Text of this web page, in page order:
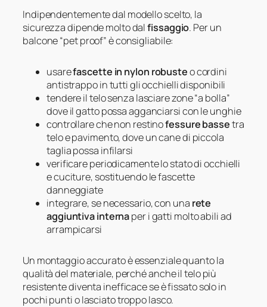
Indipendentemente dal modello scelto, la
sicurezza dipende molto dalfissaggio. Per un
balcone “pet proof” è consigliabile:
usarefascette in nylon robusteo cordini
antistrappo in tutti gli occhielli disponibili
tendere il telo senza lasciare zone “a bolla”
dove il gatto possa agganciarsi con le unghie
controllare che non restinofessure bassetra
telo e pavimento, dove un cane di piccola
taglia possa infilarsi
verificare periodicamente lo stato di occhielli
e cuciture, sostituendo le fascette
danneggiate
integrare, se necessario, con una rete
aggiuntiva internaper i gatti molto abili ad
arrampicarsi
Un montaggio accurato è essenziale quanto la
qualità del materiale, perché anche il telo più
resistente diventa inefficace se è fissato solo in
pochi punti o lasciato troppo lasco.